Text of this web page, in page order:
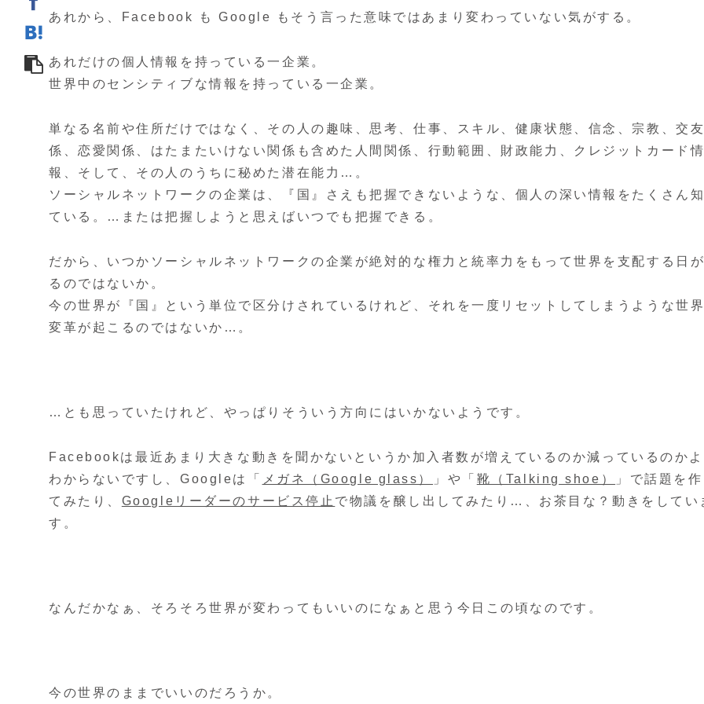
あれから、Facebook も Google もそう言った意味ではあまり変わっていない気がする。
あれだけの個人情報を持っている一企業。
世界中のセンシティブな情報を持っている一企業。
単なる名前や住所だけではなく、その人の趣味、思考、仕事、スキル、健康状態、信念、宗教、交友
係、恋愛関係、はたまたいけない関係も含めた人間関係、行動範囲、財政能力、クレジットカード情
報、そして、その人のうちに秘めた潜在能力…。
ソーシャルネットワークの企業は、『国』さえも把握できないような、個人の深い情報をたくさん知
ている。…または把握しようと思えばいつでも把握できる。
だから、いつかソーシャルネットワークの企業が絶対的な権力と統率力をもって世界を支配する日
るのではないか。
今の世界が『国』という単位で区分けされているけれど、それを一度リセットしてしまうような世
変革が起こるのではないか…。
…とも思っていたけれど、やっぱりそういう方向にはいかないようです。
Facebookは最近あまり大きな動きを聞かないというか加入者数が増えているのか減っているのかよ
わからないですし、Googleは「
メガネ（Google glass） 」や「 靴（Talking shoe）
」で話題を作
てみたり、 Googleリーダーのサービス停止 で物議を醸し出してみたり…、お茶目な？動きをしてい
す。
なんだかなぁ、そろそろ世界が変わってもいいのになぁと思う今日この頃なのです。
今の世界のままでいいのだろうか。